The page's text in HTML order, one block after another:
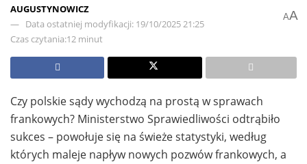
AUGUSTYNOWICZ
Data ostatniej modyfikacji: 19/10/2025 21:25
Czas czytania:12 minut
AA
Czy polskie sądy wychodzą na prostą w sprawach
frankowych? Ministerstwo Sprawiedliwości odtrąbiło
sukces – powołuje się na świeże statystyki, według
których maleje napływ nowych pozwów frankowych, a